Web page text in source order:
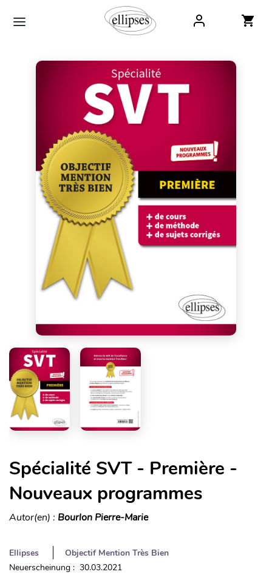
Spécialité SVT - Première -
Nouveaux programmes
Autor(en) : Bourlon Pierre-Marie
Ellipses
Objectif Mention Très Bien
Neuerscheinung : 30.03.2021